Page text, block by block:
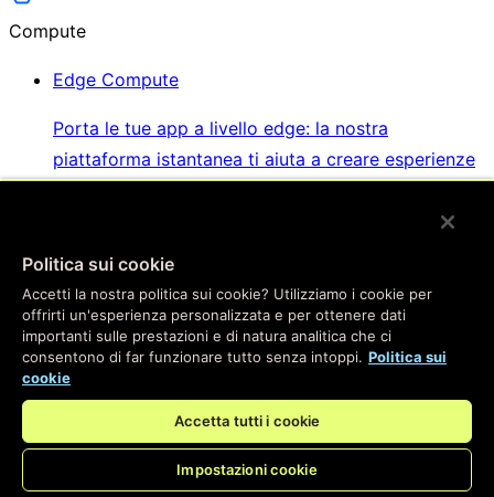
Compute
Edge Compute
Porta le tue app a livello edge: la nostra
piattaforma istantanea ti aiuta a creare esperienze
Key Value Store
Il Key Value Store più veloce che puoi ottenere, con
la stessa facilità di utilizzo degli strumenti di
database che conosci bene
WebSockets e Fanout
Politica sui cookie
Accetti la nostra politica sui cookie? Utilizziamo i cookie per
offrirti un'esperienza personalizzata e per ottenere dati
importanti sulle prestazioni e di natura analitica che ci
consentono di far funzionare tutto senza intoppi. Politica sui
cookie
Accetta tutti i cookie
Impostazioni cookie